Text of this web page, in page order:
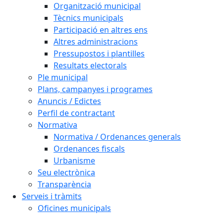
Organització municipal
Tècnics municipals
Participació en altres ens
Altres administracions
Pressupostos i plantilles
Resultats electorals
Ple municipal
Plans, campanyes i programes
Anuncis / Edictes
Perfil de contractant
Normativa
Normativa / Ordenances generals
Ordenances fiscals
Urbanisme
Seu electrònica
Transparència
Serveis i tràmits
Oficines municipals